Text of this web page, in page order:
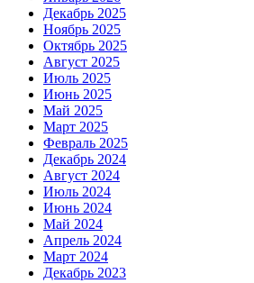
Декабрь 2025
Ноябрь 2025
Октябрь 2025
Август 2025
Июль 2025
Июнь 2025
Май 2025
Март 2025
Февраль 2025
Декабрь 2024
Август 2024
Июль 2024
Июнь 2024
Май 2024
Апрель 2024
Март 2024
Декабрь 2023